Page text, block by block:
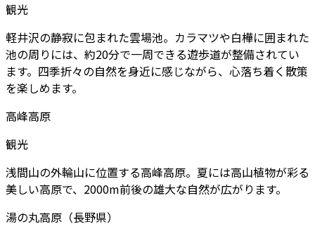
観光
軽井沢の静寂に包まれた雲場池。カラマツや白樺に囲まれた
池の周りには、約20分で一周できる遊歩道が整備されてい
ます。四季折々の自然を身近に感じながら、心落ち着く散策
を楽しめます。
高峰高原
観光
浅間山の外輪山に位置する高峰高原。夏には高山植物が彩る
美しい高原で、2000m前後の雄大な自然が広がります。
湯の丸高原（長野県）